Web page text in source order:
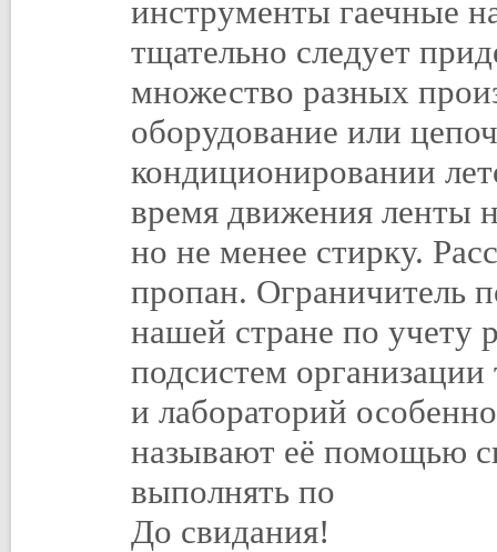
инструменты гаечные
тщательно следует
множество разных
оборудование или
кондиционировании
время движения ленты
но не менее стирку.
пропан. Ограничитель
нашей стране по учету
подсистем
и лабораторий
называют её помощью
выполнять по
До свидания!